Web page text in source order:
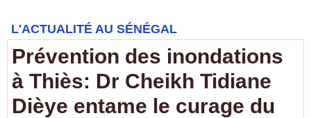
L'ACTUALITÉ AU SÉNÉGAL
Prévention des inondations
à Thiès: Dr Cheikh Tidiane
Dièye entame le curage du